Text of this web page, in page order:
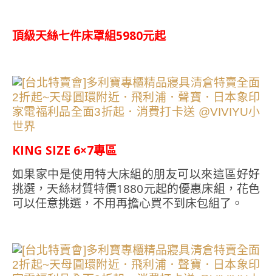
頂級天絲七件床罩組5980元起
KING SIZE 6×7專區
如果家中是使用特大床組的朋友可以來這區好好
挑選，天絲材質特價1880元起的優惠床組，花色
可以任意挑選，不用再擔心買不到床包組了。